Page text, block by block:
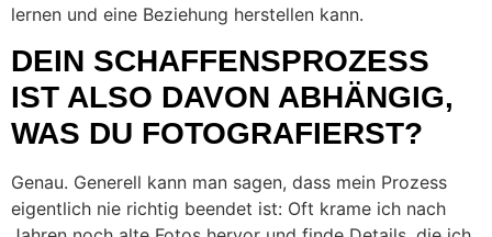
lernen und eine Beziehung herstellen kann.
DEIN SCHAFFENSPROZESS
IST ALSO DAVON ABHÄNGIG,
WAS DU FOTOGRAFIERST?
Genau. Generell kann man sagen, dass mein Prozess
eigentlich nie richtig beendet ist: Oft krame ich nach